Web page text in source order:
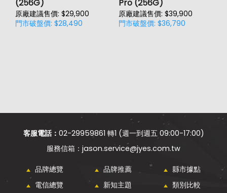
(256G)
原廠建議售價: $29,900
門市破盤價: $28,490
Pro (256G)
原廠建議售價: $39,900
門市破盤價: $36,790
客服電話： 02-29959861 轉1 (週一到週五 09:00-17:00)
jason.service@jyes.com.tw
品牌總覽 品牌推薦
縣市據點
電信總覽
新知主題 類別比較